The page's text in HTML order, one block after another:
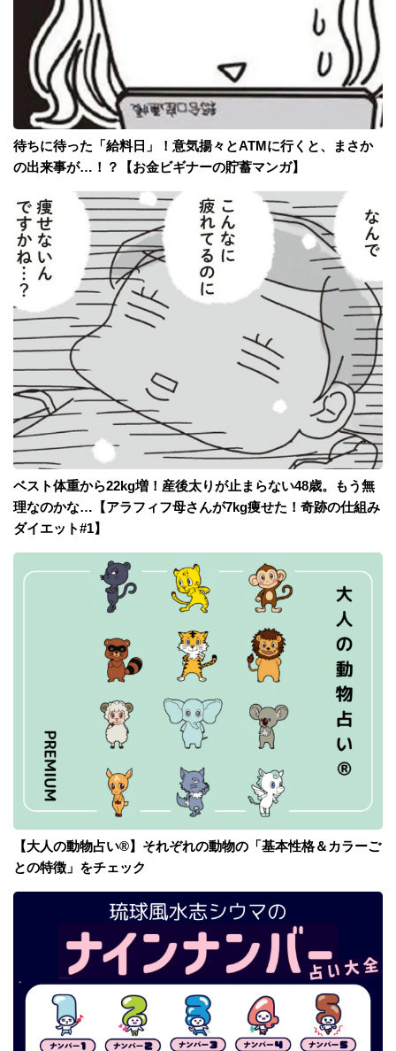
待ちに待った「給料日」！意気揚々とATMに行くと、まさか
の出来事が…！？【お金ビギナーの貯蓄マンガ】
ベスト体重から22kg増！産後太りが止まらない48歳。もう無
理なのかな…【アラフィフ母さんが7kg痩せた！奇跡の仕組み
ダイエット#1】
【大人の動物占い®】それぞれの動物の「基本性格＆カラーご
との特徴」をチェック